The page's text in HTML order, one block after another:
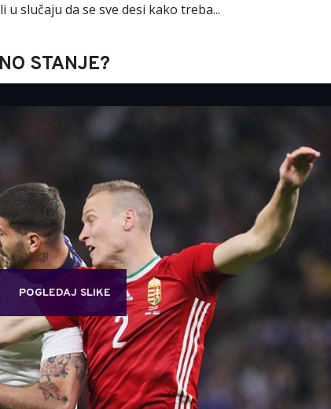
slučaju da se sve desi kako treba...
STANJE?
POGLEDAJ SLIKE